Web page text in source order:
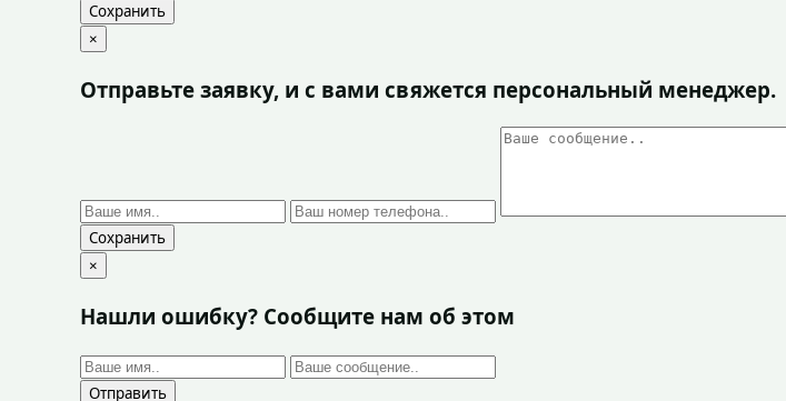
Сохранить
×
Отправьте заявку, и с вами свяжется персональный менеджер.
Сохранить
×
Нашли ошибку? Сообщите нам об этом
Отправить